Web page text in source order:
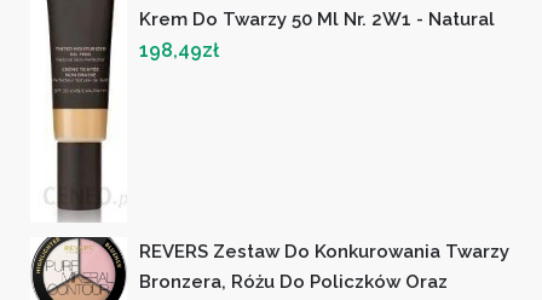
Krem Do Twarzy 50 Ml Nr. 2W1 - Natural
198,49zł
REVERS Zestaw Do Konkurowania Twarzy
Bronzera, Różu Do Policzków Oraz